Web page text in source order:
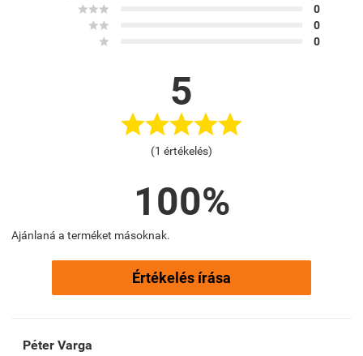

0

0

0
5

(1 értékelés)
100%
Ajánlaná a terméket másoknak.
Értékelés írása
Péter Varga